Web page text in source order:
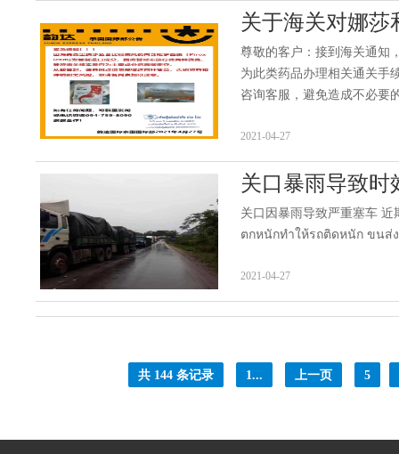
关于海关对娜莎
尊敬的客户：接到海关通知
为此类药品办理相关通关手
咨询客服，避免造成不必要
2021-04-27
关口暴雨导致时
关口因暴雨导致严重塞车
ตกหนักทำให้รถติดหนัก ขนส่
2021-04-27
共 144 条记录 1... 上一页 5